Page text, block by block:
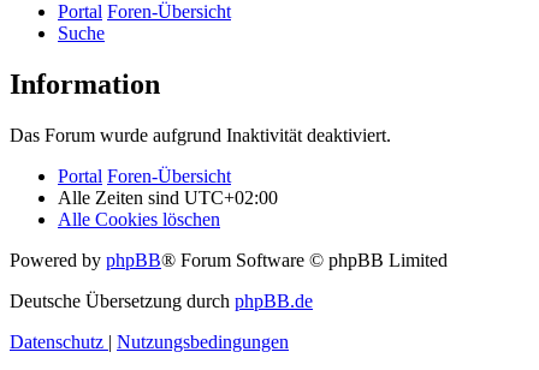
Portal Foren-Übersicht
Suche
Information
Das Forum wurde aufgrund Inaktivität deaktiviert.
Portal Foren-Übersicht
Alle Zeiten sind UTC+02:00
Alle Cookies löschen
Powered by phpBB® Forum Software © phpBB Limited
Deutsche Übersetzung durch phpBB.de
Datenschutz | Nutzungsbedingungen